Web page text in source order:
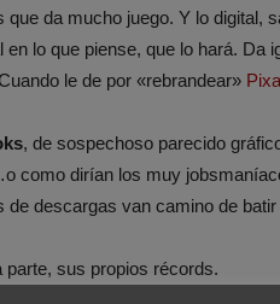
que da mucho juego. Y lo digital,
en lo que piense, que lo hará. Da
le de por «rebrandear»
, de sospechoso parecido
como dirían los muy
de descargas van camino de
parte, sus propios récords.